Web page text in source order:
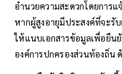
อำนวยความสะดวกโดยการ
หากผู้สูงอายุมีประสงค์ที่จะรั
ให้แนบเอกสารข้อมูลเพื่อยืน
องค์การปกครองส่วนท้องถิ่น